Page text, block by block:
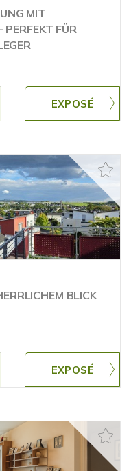
MIT
FÜR
BLICK